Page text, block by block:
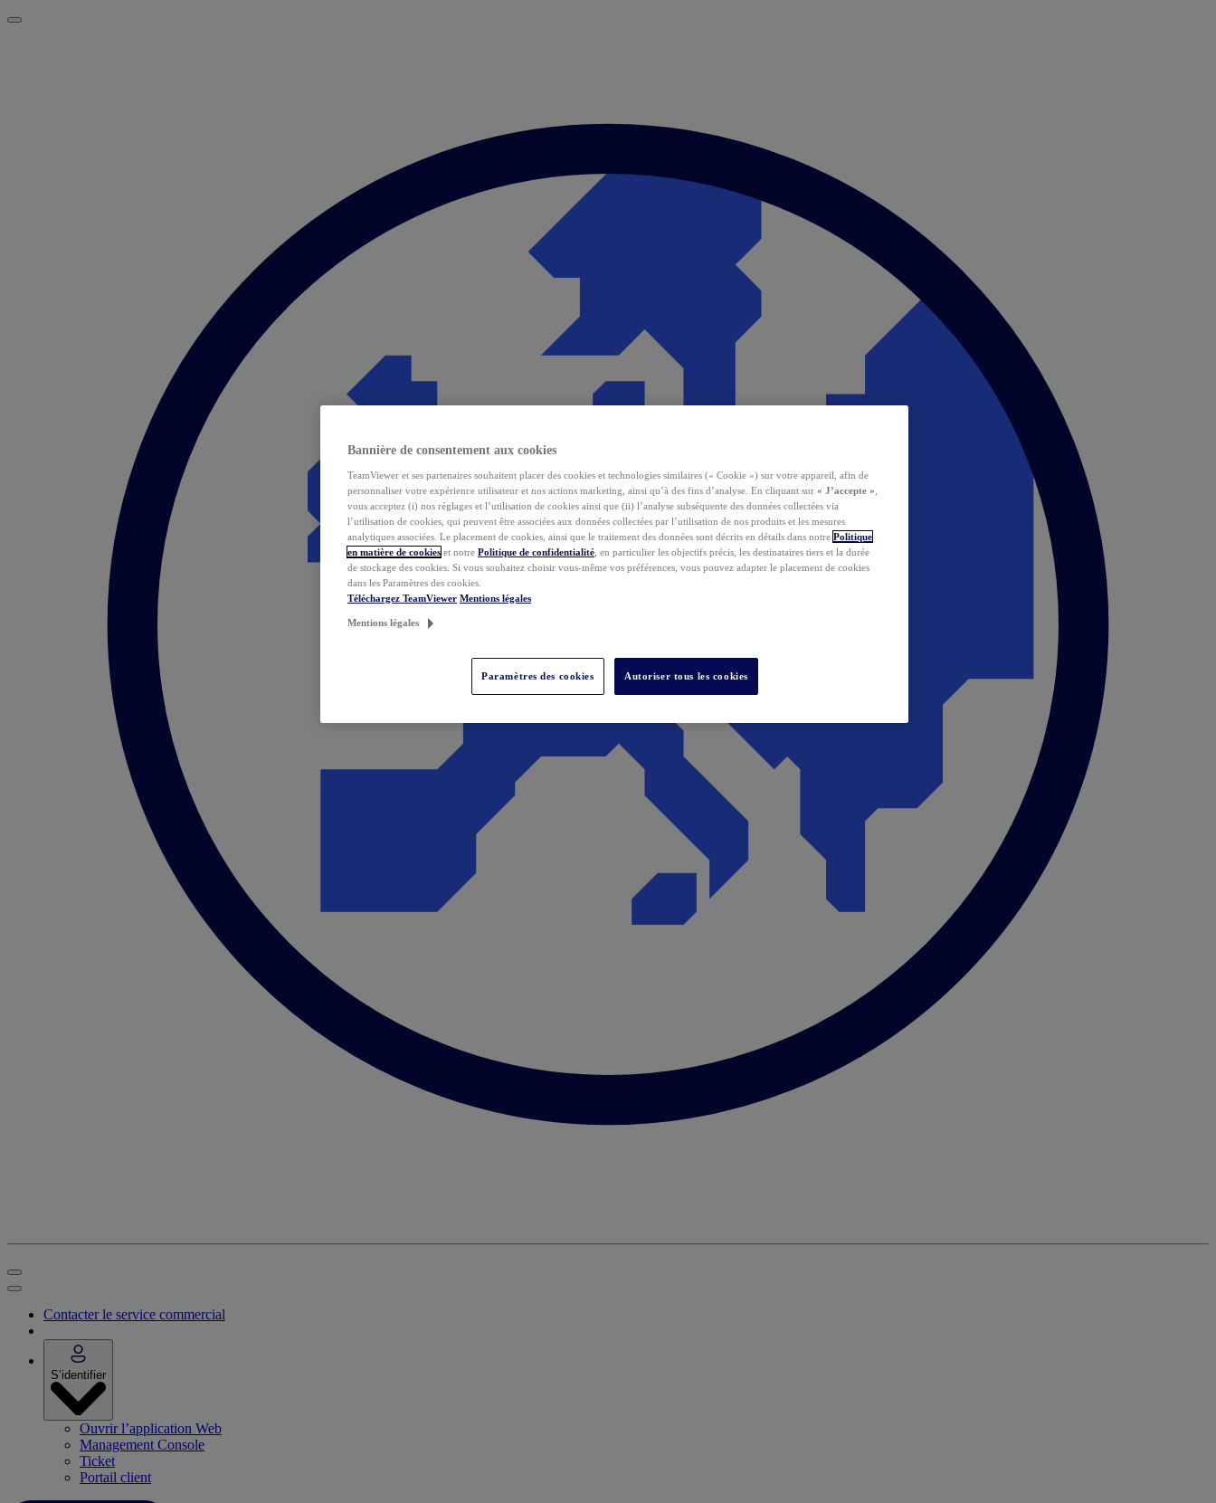
Contacter le service commercial
S’identifier
Ouvrir l’application Web
Management Console
Ticket
Portail client
Bannière de consentement aux cookies
TeamViewer et ses partenaires souhaitent placer des cookies et technologies similaires (« Cookie ») sur votre appareil, afin de
personnaliser votre expérience utilisateur et nos actions marketing, ainsi qu’à des fins d’analyse. En cliquant sur « J’accepte »
vous acceptez (i) nos réglages et l’utilisation de cookies ainsi que (ii) l’analyse subséquente des données collectées via
l’utilisation de cookies, qui peuvent être associées aux données collectées par l’utilisation de nos produits et les mesures
analytiques associées. Le placement de cookies, ainsi que le traitement des données sont décrits en détails dans notre Politique
en matière de cookies et notre Politique de confidentialité , en particulier les objectifs précis, les destinataires tiers et la durée
de stockage des cookies. Si vous souhaitez choisir vous-même vos préférences, vous pouvez adapter le placement de cookies
dans les Paramètres des cookies.
Téléchargez TeamViewer Mentions légales
Mentions légales
Paramètres des cookies Autoriser tous les cookies